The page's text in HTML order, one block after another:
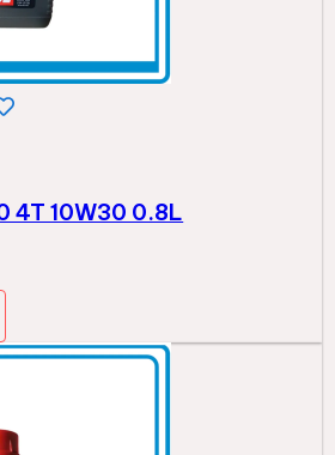
4T 10W30 0.8L